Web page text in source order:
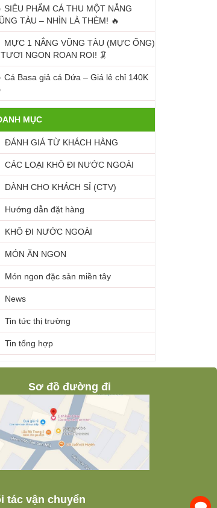
SIÊU PHẨM CÁ THU MỘT NẮNG
TÀU – NHÌN LÀ THÈM! 🔥
MỰC 1 NẮNG VŨNG TÀU (MỰC ỐNG)
NGON ROAN ROI! 🦑
Cá Basa giả cá Dứa – Giá lẻ chỉ 140K
MỤC
ĐÁNH GIÁ TỪ KHÁCH HÀNG
CÁC LOẠI KHÔ ĐI NƯỚC NGOÀI
DÀNH CHO KHÁCH SỈ (CTV)
Hướng dẫn đặt hàng
KHÔ ĐI NƯỚC NGOÀI
MÓN ĂN NGON
Món ngon đặc sản miền tây
News
Tin tức thị trường
Tin tổng hợp
Sơ đồ đường đi
tác vận chuyển